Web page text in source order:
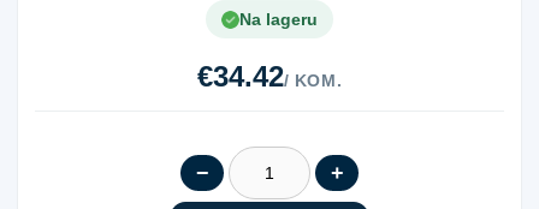
Na lageru
€34.42/ KOM.
− +